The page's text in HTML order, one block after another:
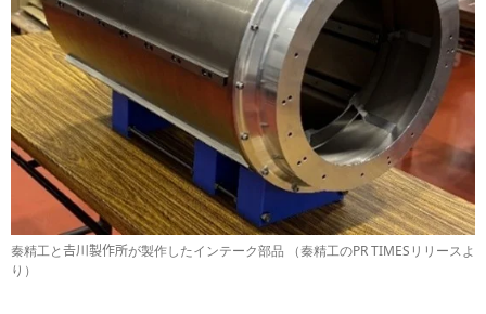
秦精工と𠮷川製作所が製作したインテーク部品 （秦精工のPR TIMESリリースよ
り）